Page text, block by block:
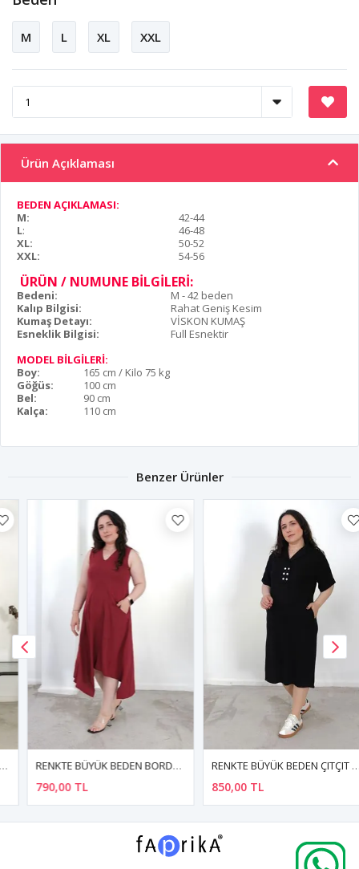
M L XL XXL
Ürün Açıklaması
BEDEN AÇIKLAMASI:
M:
42-44
L:
46-48
XL:
50-52
XXL:
54-56
ÜRÜN / NUMUNE BİLGİLERİ:
Bedeni:
M - 42 beden
Kalıp Bilgisi:
Rahat Geniş Kesim
Kumaş Detayı:
VİSKON KUMAŞ
Esneklik Bilgisi:
Full Esnektir
MODEL BİLGİLERİ:
Boy:
165 cm / Kilo 75 kg
Göğüs:
100 cm
Bel:
90 cm
Kalça:
110 cm
Benzer Ürünler
RENKTE BÜYÜK BEDEN BORDO ELBİSE
790,00 TL
RENKTE BÜYÜK BEDEN ÇITÇIT DETAY SİYAH ELBİSE
850,00 TL